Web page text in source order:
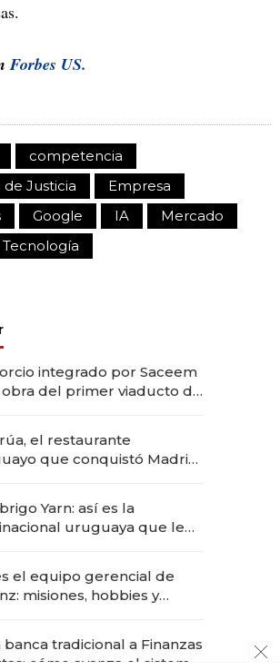
Forbes US.
competencia
Justicia
Empresa
Google IA
Mercado
Tecnología
integrado por Saceem
obra del primer viaducto de
el restaurante
que conquistó Madrid:
y prepara apertura
Yarn: así es la
uruguaya que le
el equipo gerencial de
misiones, hobbies y
banca tradicional a Finanzas
cómo avanza el sistema